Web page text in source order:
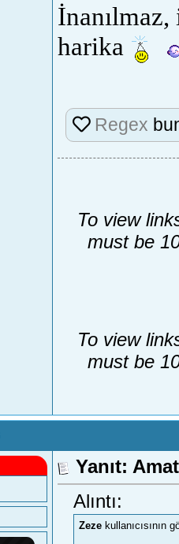
harika
Regex
To view
must be
To view
must be
Yanıt:
Alıntı:
Zeze kullanıcısının